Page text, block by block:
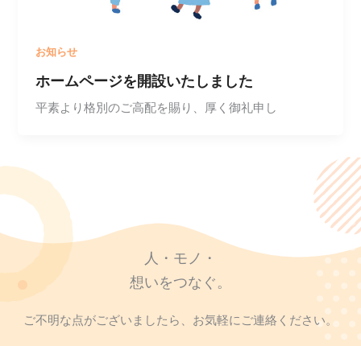
お知らせ
ホームページを開設いたしました
平素より格別のご高配を賜り、厚く御礼申し
人・モノ・
想いをつなぐ。
ご不明な点がございましたら、お気軽にご連絡ください。